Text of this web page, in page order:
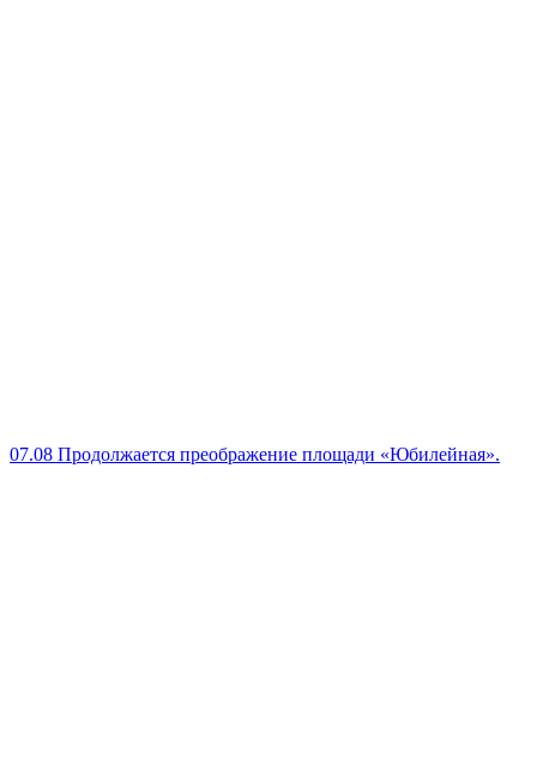
07.08 Продолжается преображение площади «Юбилейная».